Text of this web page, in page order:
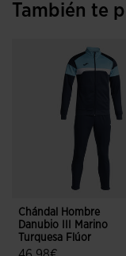
También te
Chándal Hombre
Danubio III Marino
Turquesa Flúor